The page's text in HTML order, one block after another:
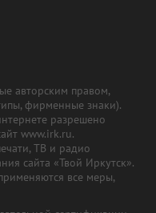
авторским правом,
фирменные знаки).
разрешено
www.irk.ru.
ТВ и радио
сайта «Твой Иркутск».
все меры,